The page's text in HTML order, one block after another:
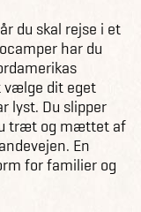
du skal rejse i et
har du
vælge dit eget
lyst. Du slipper
træt og mættet af
En
for familier og